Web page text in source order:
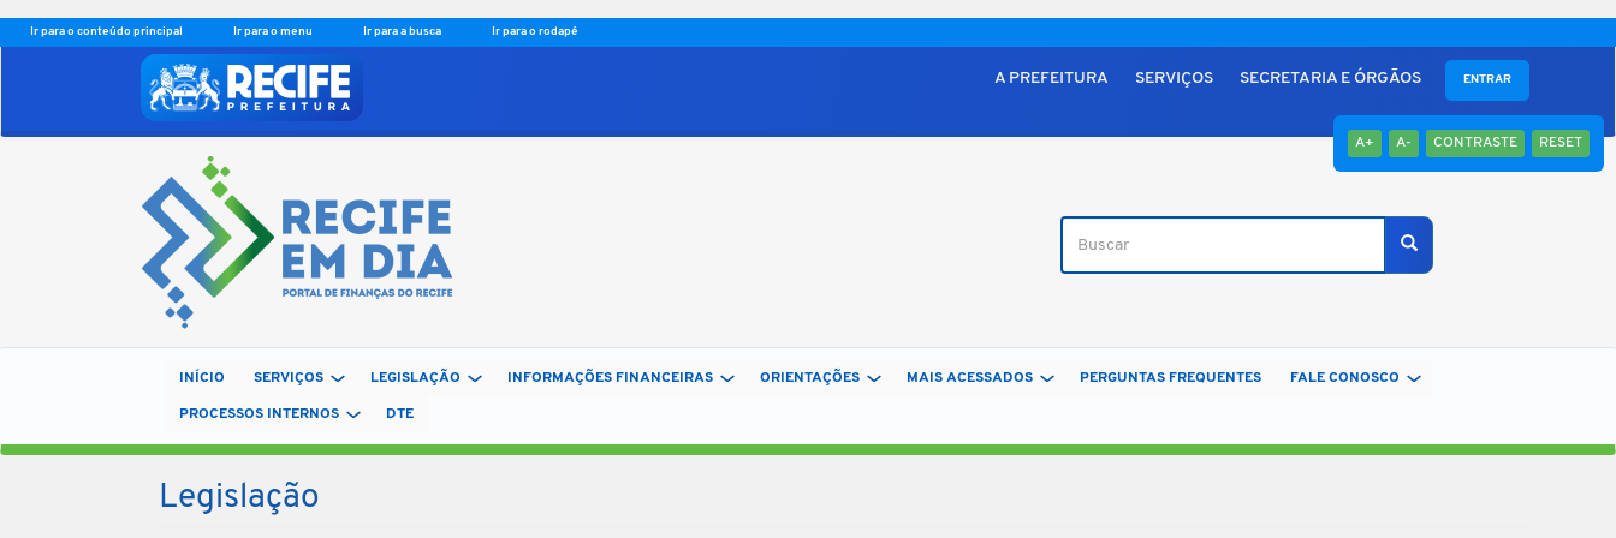
Ir para o conteúdo principal Ir para o menu Ir para a busca Ir para o rodapé
A+ A- CONTRASTE RESET
A PREFEITURA SERVIÇOS SECRETARIA E ÓRGÃOS
Buscar
Buscar
ENTRAR
INÍCIO SERVIÇOS LEGISLAÇÃO INFORMAÇÕES FINANCEIRAS ORIENTAÇÕES MAIS ACESSADOS PERGUNTAS FREQUENTES FALE CONOSCO
PROCESSOS INTERNOS DTE
Legislação